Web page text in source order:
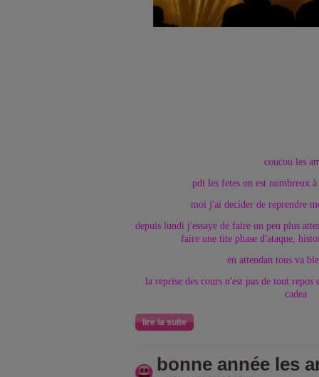
coucou les
pdt les fetes on est nombreux
moi j'ai decider de reprendre
depuis lundi j'essaye de faire un peu plus
faire une tite phase d'ataque,
en attendan tous va
la reprise des cours n'est pas de tout repos
cadea
lire la suite
bonne année les